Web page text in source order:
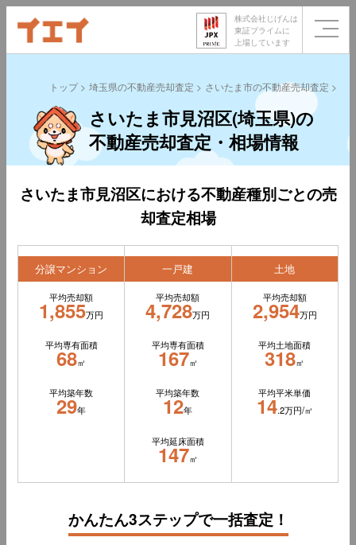
株式会社じげんは
東証プライムに
上場しています
トップ 埼玉県の不動産売却査定 さいたま市の不動産売却査定
さいたま市見沼区(埼玉県)の
不動産売却査定・相場情報
さいたま市見沼区における不動産種別ごとの売
却査定相場
分譲マンション
平均売却額
1,855万円
平均専有面積
68㎡
平均築年数
29年
一戸建
平均売却額
4,728万円
平均専有面積
167㎡
平均築年数
12年
平均延床面積
147㎡
土地
平均売却額
2,954万円
平均土地面積
318㎡
平均平米単価
14.2万円/㎡
かんたん3ステップで一括査定！